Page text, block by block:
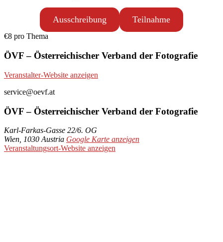
Ausschreibung Teilnahme
€8 pro Thema
ÖVF – Österreichischer Verband der Fotografie
Veranstalter-Website anzeigen
service@oevf.at
ÖVF – Österreichischer Verband der Fotografie
Karl-Farkas-Gasse 22/6. OG
Wien 1030 Austria Google Karte anzeigen
Veranstaltungsort-Website anzeigen